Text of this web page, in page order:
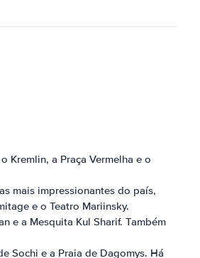
Kremlin, a Praça Vermelha e o
mais impressionantes do país,
e o Teatro Mariinsky.
e a Mesquita Kul Sharif. Também
Sochi e a Praia de Dagomys. Há